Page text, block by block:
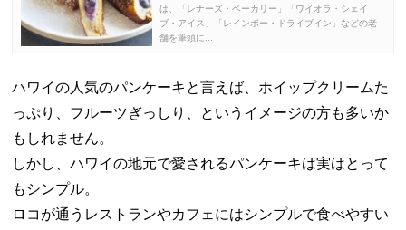
は、「レナーズ・ベーカリー」「ワイオラ・シェイ
ブ・アイス」「レインボー・ドライブイン」などの老
舗を筆頭に...
ハワイの人気のパンケーキと言えば、ホイップクリームた
っぷり、フルーツぎっしり、というイメージの方も多いか
もしれません。
しかし、ハワイの地元で愛されるパンケーキは実はとって
もシンプル。
ロコが通うレストランやカフェにはシンプルで食べやすい